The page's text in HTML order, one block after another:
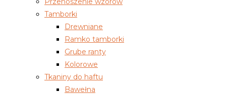
Tamborki
Drewniane
Ramko tamborki
Grube ranty
Kolorowe
Tkaniny do haftu
Bawełna